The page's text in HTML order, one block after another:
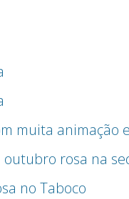
muita animação
rosa na
no Taboco